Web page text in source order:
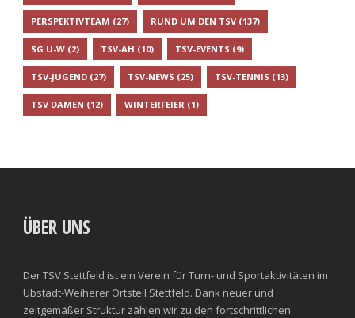
PERSPEKTIVTEAM (27) RUND UM DEN TSV (137)
SG U-W (2) TSV-AH (10) TSV-EVENTS (9)
TSV-JUGEND (27) TSV-NEWS (25) TSV-TENNIS (13)
TSV DAMEN (12) WINTERFEIER (1)
ÜBER UNS
Der TSV Stettfeld ist ein Verein für Turn- und Sportaktivitäten im
Ubstadt-Weiherer Ortsteil Stettfeld. Dank neuer und
zeitgemäßer Struktur zählen wir zu den fortschrittlichen